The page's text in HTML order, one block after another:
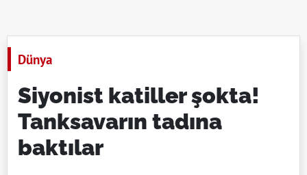
Dünya
Siyonist katiller şokta!
Tanksavarın tadına
baktılar